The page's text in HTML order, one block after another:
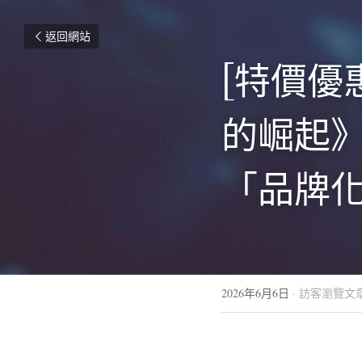
返回網站
[特價
的崛起
「品牌
2026年6月6日 · 訪客瀏覽文